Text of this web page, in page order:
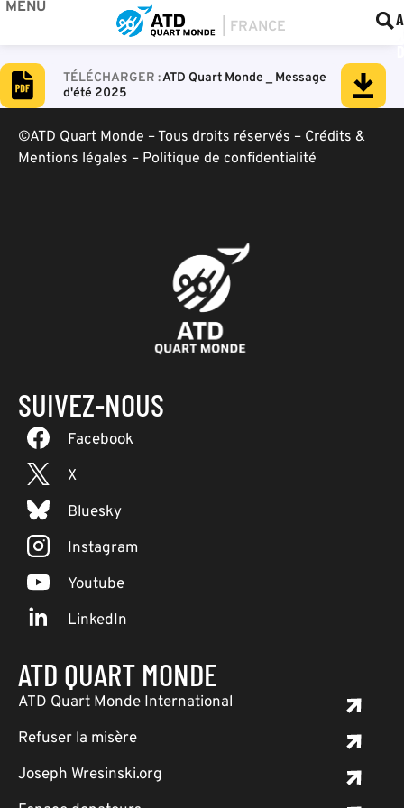
MENU
ATD Quart Monde _ Message
d'été 2025
©ATD Quart Monde – Tous droits réservés – Crédits &
Mentions légales – Politique de confidentialité
SUIVEZ-NOUS
Facebook
X
Bluesky
Instagram
Youtube
LinkedIn
ATD QUART MONDE
ATD Quart Monde International
Refuser la misère
Joseph Wresinski.org